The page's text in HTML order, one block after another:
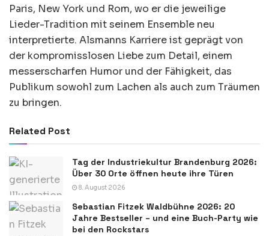
Paris, New York und Rom, wo er die jeweilige
Lieder-Tradition mit seinem Ensemble neu
interpretierte. Alsmanns Karriere ist geprägt von
der kompromisslosen Liebe zum Detail, einem
messerscharfen Humor und der Fähigkeit, das
Publikum sowohl zum Lachen als auch zum Träumen
zu bringen.
Related Post
Tag der Industriekultur Brandenburg 2026:
Über 30 Orte öffnen heute ihre Türen
8. August 2026
Sebastian Fitzek Waldbühne 2026: 20
Jahre Bestseller – und eine Buch-Party wie
bei den Rockstars